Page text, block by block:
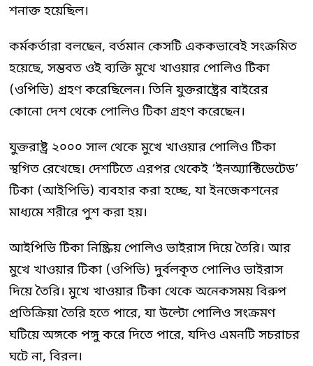
শনাক্ত হয়েছিল।
কর্মকর্তারা বলছেন, বর্তমান কেসটি এককভাবেই সংক্রমিত
হয়েছে, সম্ভবত ওই ব্যক্তি মুখে খাওয়ার পোলিও টিকা
(ওপিভি) গ্রহণ করেছিলেন। তিনি যুক্তরাষ্ট্রের বাইরের
কোনো দেশ থেকে পোলিও টিকা গ্রহণ করেছেন।
যুক্তরাষ্ট্র ২০০০ সাল থেকে মুখে খাওয়ার পোলিও টিকা
স্থগিত রেখেছে। দেশটিতে এরপর থেকেই ‘ইনঅ্যাক্টিভেটেড’
টিকা (আইপিভি) ব্যবহার করা হচ্ছে, যা ইনজেকশনের
মাধ্যমে শরীরে পুশ করা হয়।
আইপিভি টিকা নিষ্ক্রিয় পোলিও ভাইরাস দিয়ে তৈরি। আর
মুখে খাওয়ার টিকা (ওপিভি) দুর্বলকৃত পোলিও ভাইরাস
দিয়ে তৈরি। মুখে খাওয়ার টিকা থেকে অনেকসময় বিরুপ
প্রতিক্রিয়া তৈরি হতে পারে, যা উল্টো পোলিও সংক্রমণ
ঘটিয়ে অঙ্গকে পঙ্গু করে দিতে পারে, যদিও এমনটি সচরাচর
ঘটে না, বিরল।